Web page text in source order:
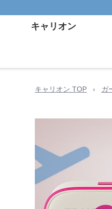
キャリオン
キャリオン TOP › ガ